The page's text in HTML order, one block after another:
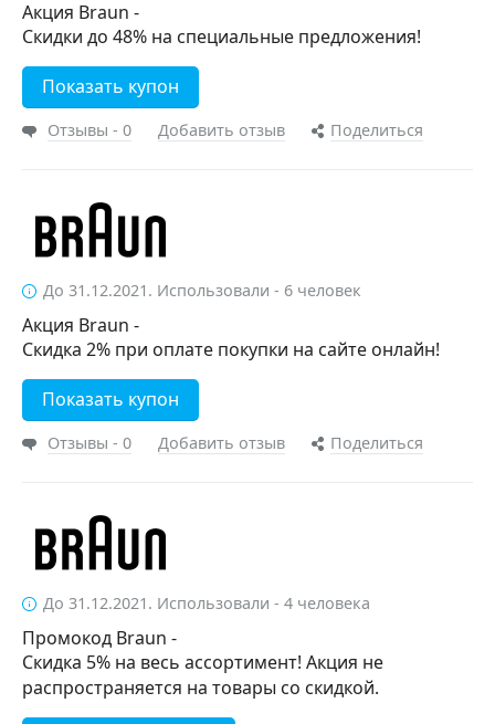
Акция Braun -
Скидки до 48% на специальные предложения!
Показать купон
Отзывы - 0 Добавить отзыв Поделиться
До 31.12.2021. Использовали - 6 человек
Акция Braun -
Скидка 2% при оплате покупки на сайте онлайн!
Показать купон
Отзывы - 0 Добавить отзыв Поделиться
До 31.12.2021. Использовали - 4 человека
Промокод Braun -
Скидка 5% на весь ассортимент! Акция не
распространяется на товары со скидкой.